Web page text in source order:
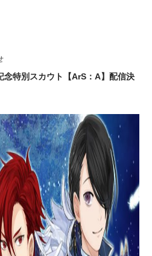
念特別スカウト【ArS：A】配信決